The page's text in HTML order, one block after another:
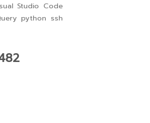
Studio Code
python ssh